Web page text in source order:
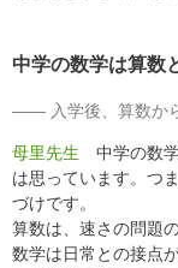
中学の数学は算数
入学後、算数か
母里先生 中学の数
は思っています。つ
づけです。
算数は、速さの問題
数学は日常との接点